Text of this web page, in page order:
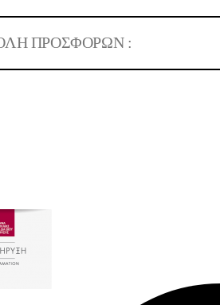
ΠΡΟΣΦΟΡΩΝ :